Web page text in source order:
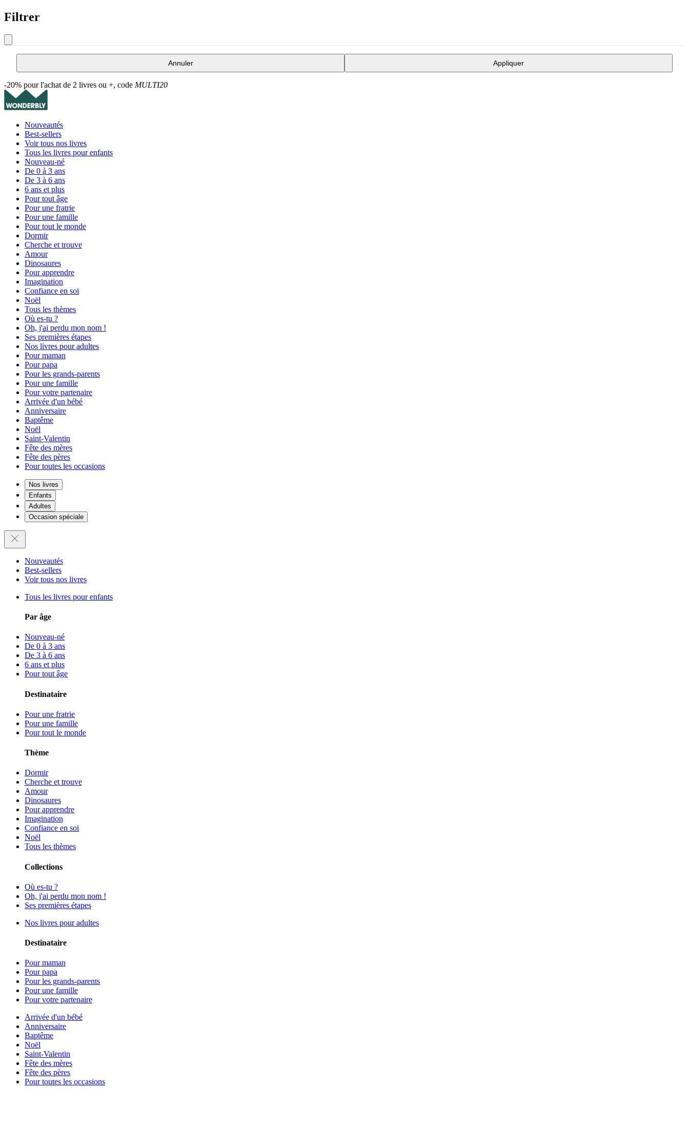
Filtrer
Annuler Appliquer
-20% pour l'achat de 2 livres ou +, code MULTI20
Nouveautés
Best-sellers
Voir tous nos livres
Tous les livres pour enfants
Nouveau-né
De 0 à 3 ans
De 3 à 6 ans
6 ans et plus
Pour tout âge
Pour une fratrie
Pour une famille
Pour tout le monde
Dormir
Cherche et trouve
Amour
Dinosaures
Pour apprendre
Imagination
Confiance en soi
Noël
Tous les thèmes
Où es-tu ?
Oh, j'ai perdu mon nom !
Ses premières étapes
Nos livres pour adultes
Pour maman
Pour papa
Pour les grands-parents
Pour une famille
Pour votre partenaire
Arrivée d'un bébé
Anniversaire
Baptême
Noël
Saint-Valentin
Fête des mères
Fête des pères
Pour toutes les occasions
Nos livres
Enfants
Adultes
Occasion spéciale
Nouveautés
Best-sellers
Voir tous nos livres
Tous les livres pour enfants
Par âge
Nouveau-né
De 0 à 3 ans
De 3 à 6 ans
6 ans et plus
Pour tout âge
Destinataire
Pour une fratrie
Pour une famille
Pour tout le monde
Thème
Dormir
Cherche et trouve
Amour
Dinosaures
Pour apprendre
Imagination
Confiance en soi
Noël
Tous les thèmes
Collections
Où es-tu ?
Oh, j'ai perdu mon nom !
Ses premières étapes
Nos livres pour adultes
Destinataire
Pour maman
Pour papa
Pour les grands-parents
Pour une famille
Pour votre partenaire
Arrivée d'un bébé
Anniversaire
Baptême
Noël
Saint-Valentin
Fête des mères
Fête des pères
Pour toutes les occasions